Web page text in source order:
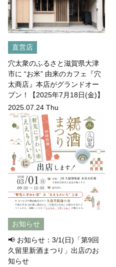
直営店
穴太衆のふるさと滋賀県大津
市に “お米” 由来のカフェ『穴
太商店』本店がグランドオー
プン！【2025年7月18日(金)】
2025.07.24 Thu
お知らせ
📢 お知らせ：3/1(日)「第9回
久留里新酒まつり」出店のお
知らせ